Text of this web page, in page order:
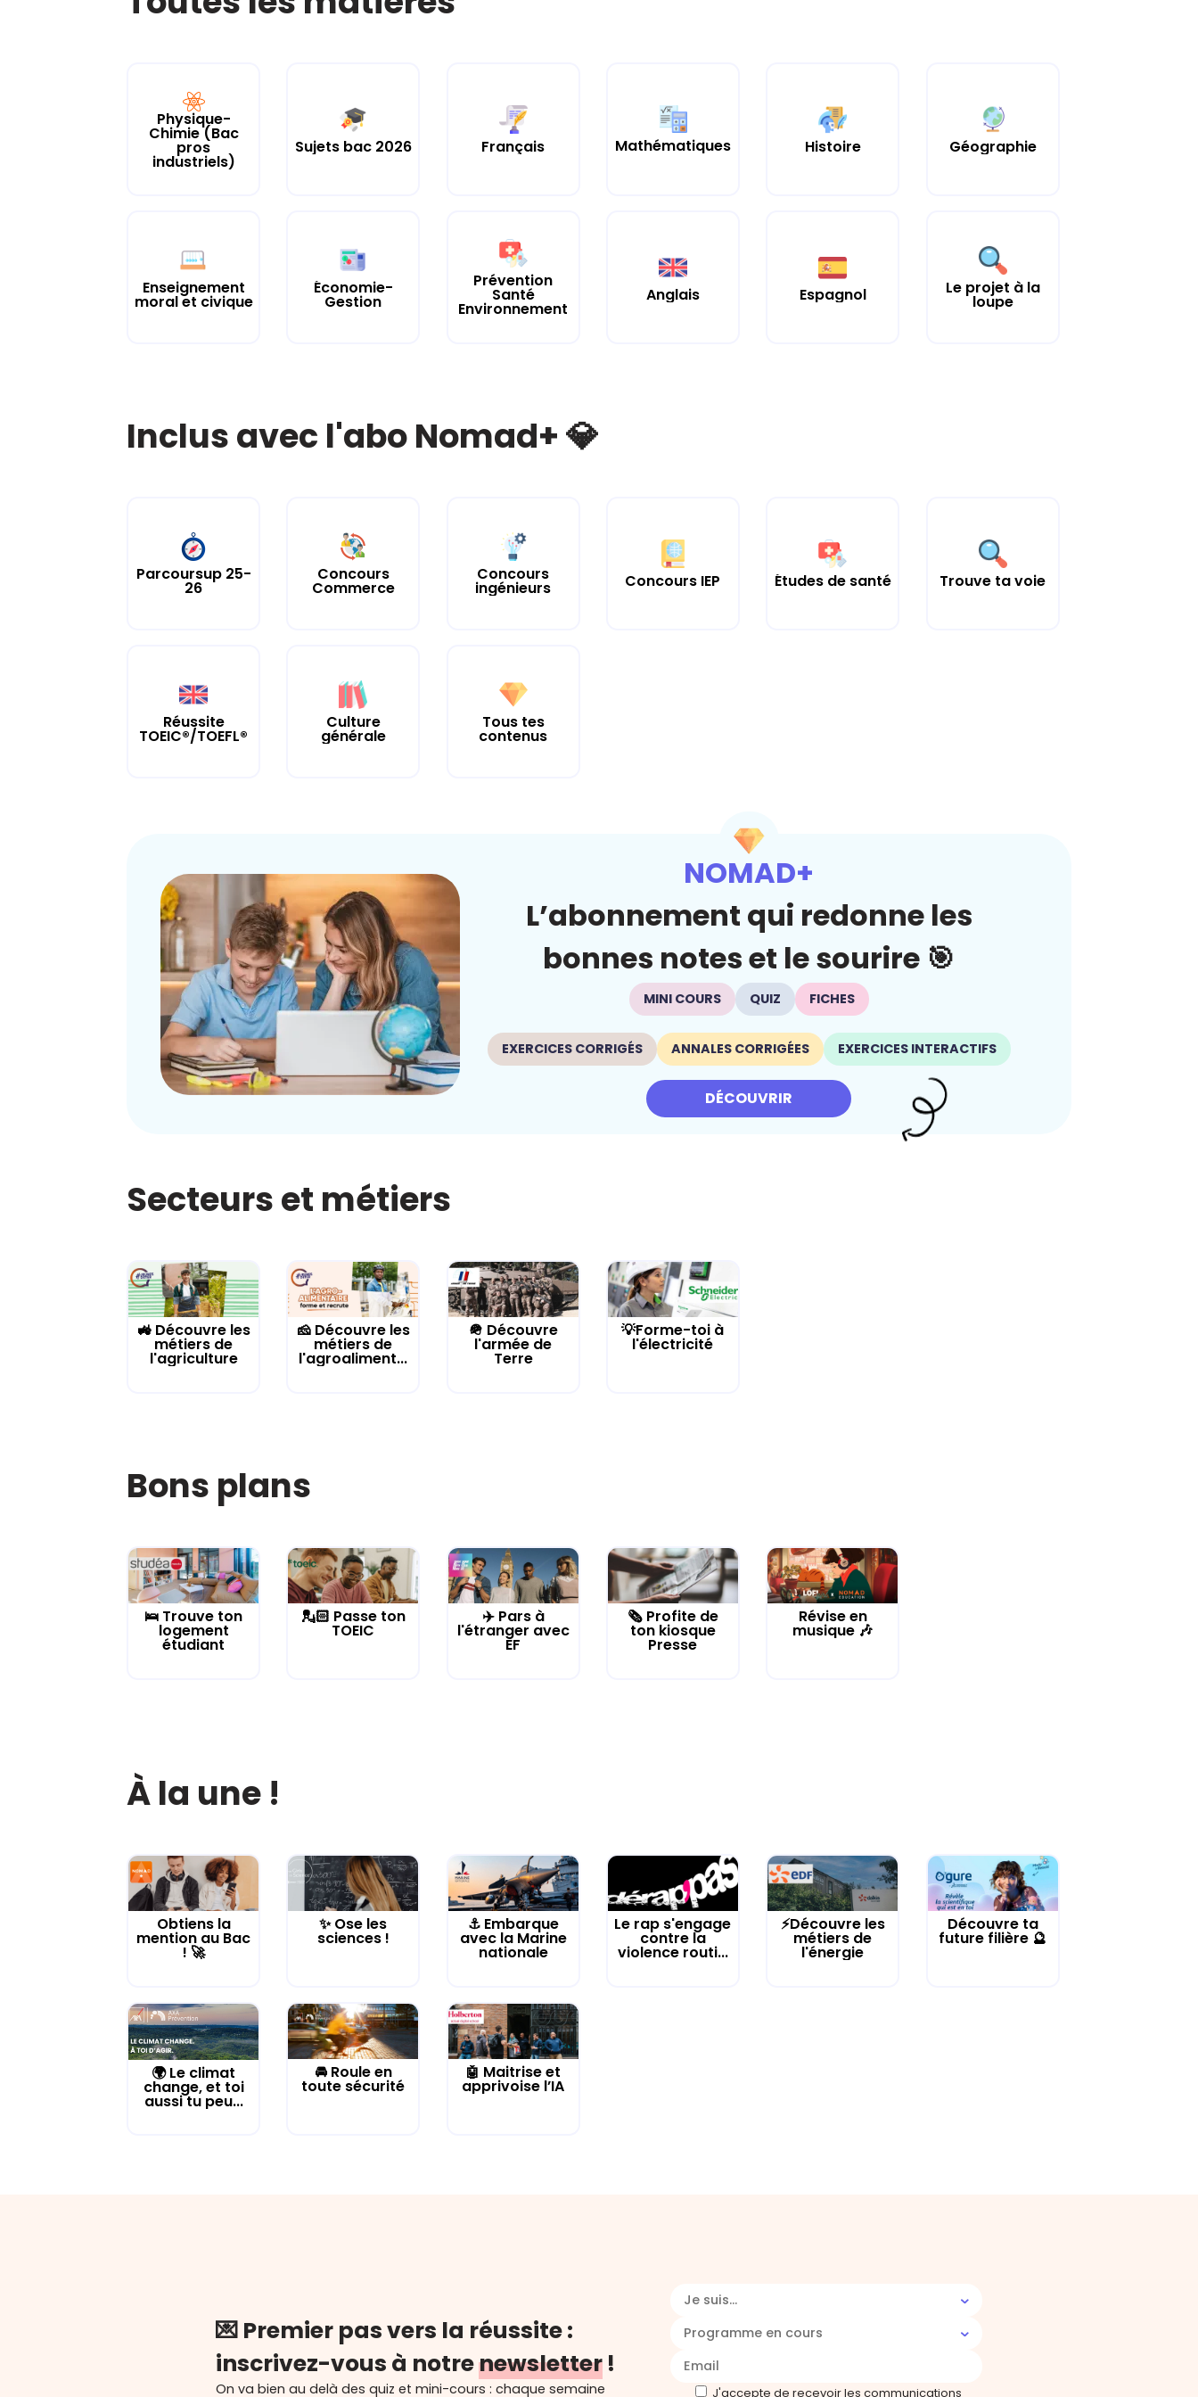
Physique-
Chimie (Bac
pros
industriels)
Sujets bac 2026 Français Mathématiques Histoire Géographie
Enseignement
moral et civique
Économie-
Gestion
Prévention
Santé
Environnement
Anglais Espagnol Le projet à la
loupe
Inclus avec l'abo Nomad+ 💎
Parcoursup 25-
26
Concours
Commerce
Concours
ingénieurs Concours IEP Études de santé Trouve ta voie
Réussite
TOEIC®/TOEFL®
Culture
générale
Tous tes
contenus
NOMAD+
L’abonnement qui redonne les
bonnes notes et le sourire 🎯
MINI COURS QUIZ FICHES
EXERCICES CORRIGÉS ANNALES CORRIGÉES EXERCICES INTERACTIFS
DÉCOUVRIR
Secteurs et métiers
🚜 Découvre les
métiers de
l'agriculture
🧀 Découvre les
métiers de
l'agroaliment...
🪖 Découvre
l'armée de
Terre
💡Forme-toi à
l'électricité
Bons plans
🛌 Trouve ton
logement
étudiant
💂🏻 Passe ton
TOEIC
✈️ Pars à
l'étranger avec
EF
🗞️ Profite de
ton kiosque
Presse
Révise en
musique 🎶
À la une !
Obtiens la
mention au Bac
! 🚀
✨ Ose les
sciences !
⚓️ Embarque
avec la Marine
nationale
Le rap s'engage
contre la
violence routi...
⚡Découvre les
métiers de
l'énergie
Découvre ta
future filière 🔮
🌍 Le climat
change, et toi
aussi tu peu...
🚘 Roule en
toute sécurité
🤖 Maitrise et
apprivoise l’IA
💌 Premier pas vers la réussite :
inscrivez-vous à notrenewsletter !
On va bien au delà des quiz et mini-cours : chaque semaine
Je suis...
Programme en cours
J'accepte de recevoir les communications